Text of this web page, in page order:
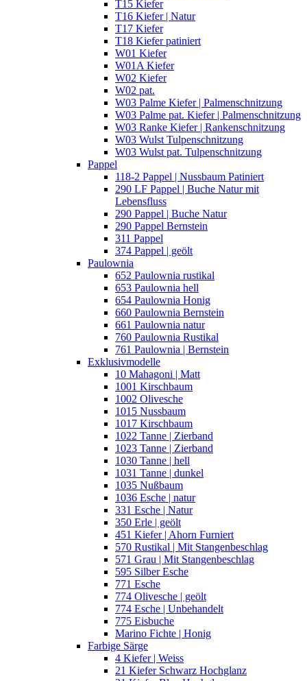
T15 Kiefer
T16 Kiefer | Natur
T17 Kiefer
T18 Kiefer patiniert
W01 Kiefer
W01A Kiefer
W02 Kiefer
W02 pat.
W03 Palme Kiefer | Palmenschnitzung
W03 Palme pat. Kiefer | Palmenschnitzung
W03 Ranke Kiefer | Rankenschnitzung
W03 Wulst Tulpenschnitzung
W03 Wulst pat. Tulpenschnitzung
Pappel
118-2 Pappel | Nussbaum Patiniert
290 LF Pappel | Buche Natur mit
Lebensfluss
290 Pappel | Buche Natur
290 Pappel Bernstein
311 Pappel
374 Pappel | geölt
Paulownia
652 Paulownia rustikal
653 Paulownia hell
654 Paulownia Honig
660 Paulownia Bernstein
661 Paulownia natur
760 Paulownia Rustikal
761 Paulownia | Bernstein
Exklusivmodelle
10 Mahagoni | Matt
1001 Kirschbaum
1002 Olivesche
1015 Nussbaum
1017 Kirschbaum
1022 Tanne | Zierband
1023 Tanne | Zierband
1030 Tanne | hell
1031 Tanne | dunkel
1035 Nußbaum
1036 Esche | natur
331 Esche | Natur
350 Erle | geölt
451 Kiefer | Ahorn Furniert
570 Rustikal | Mit Stangenbeschlag
571 Grau | Mit Stangenbeschlag
595 Silber Esche
771 Esche
774 Olivesche | geölt
774 Esche | Unbehandelt
775 Eisbuche
Marino Fichte | Honig
Farbige Särge
4 Kiefer | Weiss
21 Kiefer Schwarz Hochglanz